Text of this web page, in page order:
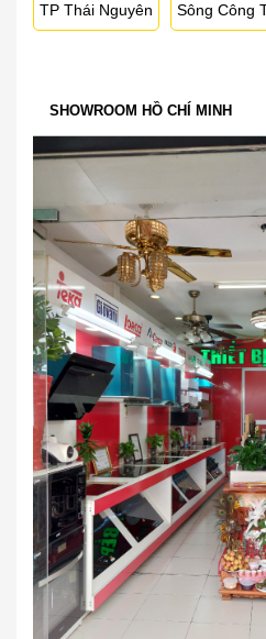
TP Thái Nguyên Sông Công
SHOWROOM HỒ CHÍ MINH